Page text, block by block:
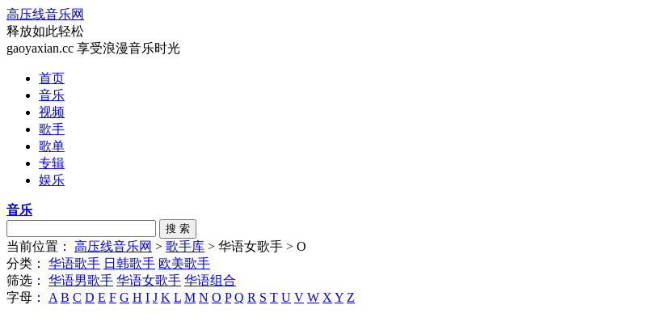
高压线音乐网
释放如此轻松
gaoyaxian.cc 享受浪漫音乐时光
首页
音乐
视频
歌手
歌单
专辑
娱乐
音乐
搜 索
当前位置： 高压线音乐网 > 歌手库 > 华语女歌手 > O
分类： 华语歌手 日韩歌手 欧美歌手
筛选： 华语男歌手 华语女歌手 华语组合
字母： A B C D E F G H I J K L M N O P Q R S T U V W X Y Z